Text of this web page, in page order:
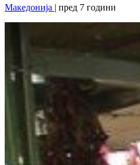
Македонија | пред 7 години